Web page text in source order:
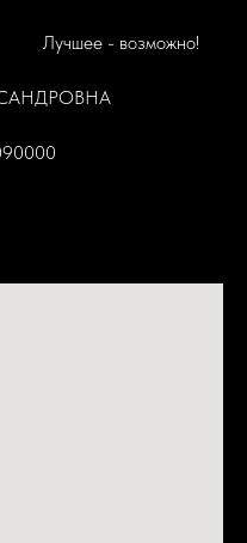
Лучшее - возможно!